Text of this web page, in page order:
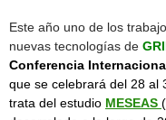
Este año uno de los
nuevas tecnologías de
Conferencia
que se celebrará del 28 al
trata del estudio MESEAS (